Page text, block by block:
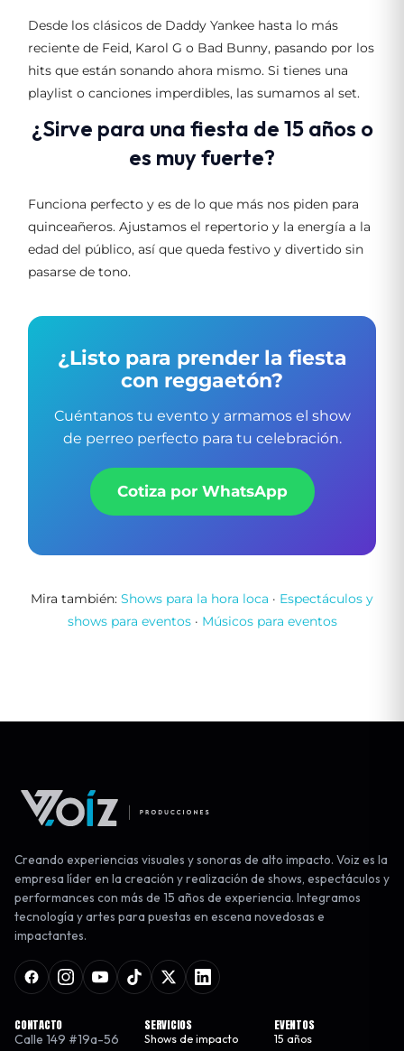
Desde los clásicos de Daddy Yankee hasta lo más
reciente de Feid, Karol G o Bad Bunny, pasando por los
hits que están sonando ahora mismo. Si tienes una
playlist o canciones imperdibles, las sumamos al set.
¿Sirve para una fiesta de 15 años o
es muy fuerte?
Funciona perfecto y es de lo que más nos piden para
quinceañeros. Ajustamos el repertorio y la energía a la
edad del público, así que queda festivo y divertido sin
pasarse de tono.
¿Listo para prender la fiesta
con reggaetón?
Cuéntanos tu evento y armamos el show
de perreo perfecto para tu celebración.
Cotiza por WhatsApp
Mira también: Shows para la hora loca · Espectáculos y
shows para eventos· Músicos para eventos
Creando experiencias visuales y sonoras de alto impacto. Voiz es la
empresa líder en la creación y realización de shows, espectáculos y
performances con más de 15 años de experiencia. Integramos
tecnología y artes para puestas en escena novedosas e
impactantes.
CONTACTO
Calle 149 #19a-56
SERVICIOS
Shows de impacto
EVENTOS
15 años